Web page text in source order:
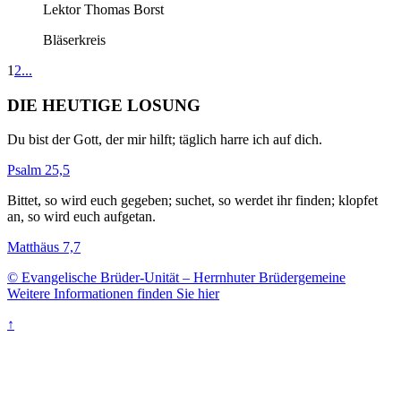
Lektor Thomas Borst
Bläserkreis
1 2...
DIE HEUTIGE LOSUNG
Du bist der Gott, der mir hilft; täglich harre ich auf dich.
Psalm 25,5
Bittet, so wird euch gegeben; suchet, so werdet ihr finden; klopfet
an, so wird euch aufgetan.
Matthäus 7,7
© Evangelische Brüder-Unität – Herrnhuter Brüdergemeine
Weitere Informationen finden Sie hier
↑